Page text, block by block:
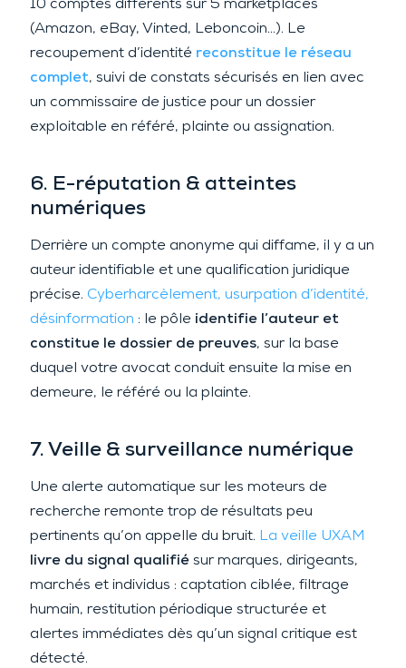
10 comptes différents sur 5 marketplaces
(Amazon, eBay, Vinted, Leboncoin…). Le
recoupement d’identité reconstitue le réseau
complet, suivi de constats sécurisés en lien avec
un commissaire de justice pour un dossier
exploitable en référé, plainte ou assignation.
6. E-réputation & atteintes
numériques
Derrière un compte anonyme qui diffame, il y a un
auteur identifiable et une qualification juridique
précise. Cyberharcèlement, usurpation d’identité,
désinformation : le pôle identifie l’auteur et
constitue le dossier de preuves, sur la base
duquel votre avocat conduit ensuite la mise en
demeure, le référé ou la plainte.
7. Veille & surveillance numérique
Une alerte automatique sur les moteurs de
recherche remonte trop de résultats peu
pertinents qu’on appelle du bruit. La veille UXAM
livre du signal qualifiésur marques, dirigeants,
marchés et individus : captation ciblée, filtrage
humain, restitution périodique structurée et
alertes immédiates dès qu’un signal critique est
détecté.